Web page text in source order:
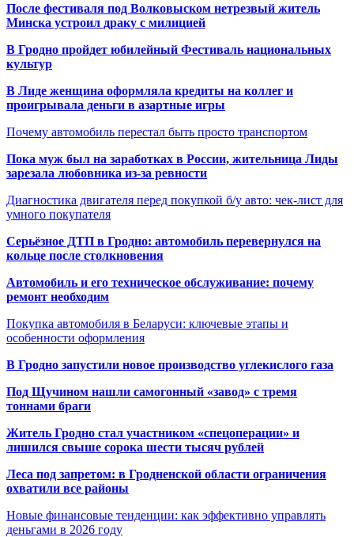
После фестиваля под Волковыском нетрезвый житель
Минска устроил драку с милицией
В Гродно пройдет юбилейный Фестиваль национальных
культур
В Лиде женщина оформляла кредиты на коллег и
проигрывала деньги в азартные игры
Почему автомобиль перестал быть просто транспортом
Пока муж был на заработках в России, жительница Лиды
зарезала любовника из-за ревности
Диагностика двигателя перед покупкой б/у авто: чек-лист для
умного покупателя
Серьёзное ДТП в Гродно: автомобиль перевернулся на
кольце после столкновения
Автомобиль и его техническое обслуживание: почему
ремонт необходим
Покупка автомобиля в Беларуси: ключевые этапы и
особенности оформления
В Гродно запустили новое производство углекислого газа
Под Щучином нашли самогонный «завод» с тремя
тоннами браги
Житель Гродно стал участником «спецоперации» и
лишился свыше сорока шести тысяч рублей
Леса под запретом: в Гродненской области ограничения
охватили все районы
Новые финансовые тенденции: как эффективно управлять
деньгами в 2026 году